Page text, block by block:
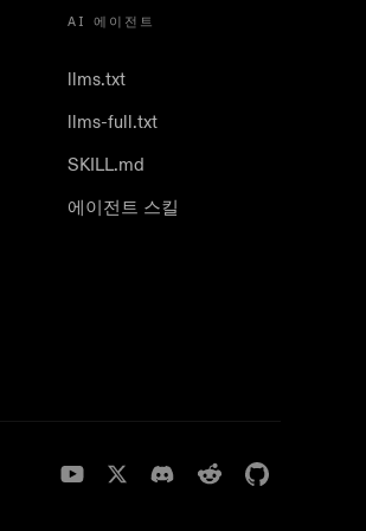
AI 에이전트
llms.txt
llms-full.txt
SKILL.md
에이전트 스킬